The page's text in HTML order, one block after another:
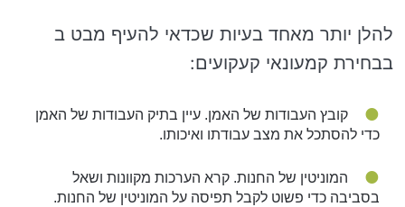
להלן יותר מאחד בעיות שכדאי להעיף מבט ב
בבחירת קמעונאי קעקועים:
קובץ העבודות של האמן. עיין בתיק העבודות של האמן
כדי להסתכל את מצב עבודתו ואיכותו.
המוניטין של החנות. קרא הערכות מקוונות ושאל
בסביבה כדי פשוט לקבל תפיסה על המוניטין של החנות.